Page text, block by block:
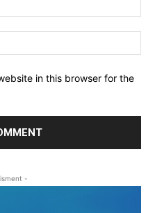
in this browser for the
-